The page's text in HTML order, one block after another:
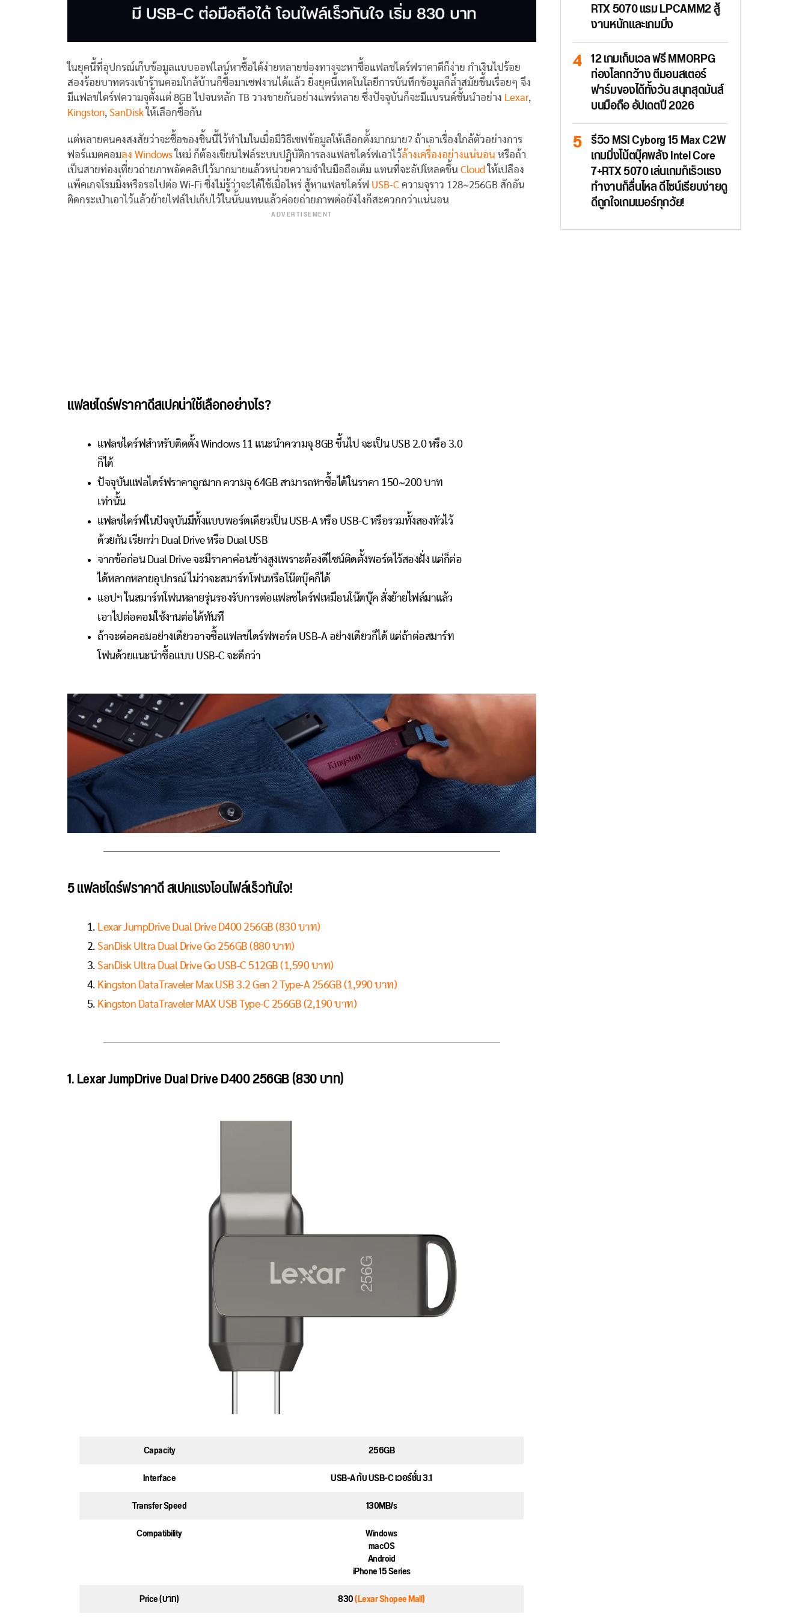
ในยุคนี้ที่อุปกรณ์เก็บข้อมูลแบบออฟไลน์หาซื้อได้ง่ายหลายช่องทางจะหาซื้อแฟลชไดร์ฟราคาดีก็ง่าย กำเงินไปร้อย
สองร้อยบาทตรงเข้าร้านคอมใกล้บ้านก็ซื้อมาเซฟงานได้แล้ว ยิ่งยุคนี้เทคโนโลยีการบันทึกข้อมูลก็ล้ำสมัยขึ้นเรื่อยๆ จึง
มีแฟลชไดร์ฟความจุตั้งแต่ 8GB ไปจนหลัก TB วางขายกันอย่างแพร่หลาย ซึ่งปัจจุบันก็จะมีแบรนด์ชั้นนำอย่าง
Lexar,
Kingston, SanDisk ให้เลือกซื้อกัน
แต่หลายคนคงสงสัยว่าจะซื้อของชิ้นนี้ไว้ทำไมในเมื่อมีวิธีเซฟข้อมูลให้เลือกตั้งมากมาย? ถ้าเอาเรื่องใกล้ตัวอย่างการ
ฟอร์แมตคอมลง Windows ใหม่ ก็ต้องเขียนไฟล์ระบบปฏิบัติการลงแฟลชไดร์ฟเอาไว้ล้างเครื่องอย่างแน่นอน หรือถ้า
เป็นสายท่องเที่ยวถ่ายภาพอัดคลิปไว้มากมายแล้วหน่วยความจำในมือถือเต็ม แทนที่จะอัปโหลดขึ้น Cloud ให้เปลือง
แพ็คเกจโรมมิ่งหรือรอไปต่อ Wi-Fi ซึ่งไม่รู้ว่าจะได้ใช้เมื่อไหร่ สู้หาแฟลชไดร์ฟ USB-C ความจุราว 128~256GB สักอัน
ติดกระเป๋าเอาไว้แล้วย้ายไฟล์ไปเก็บไว้ในนั้นแทนแล้วค่อยถ่ายภาพต่อยังไงก็สะดวกกว่าแน่นอน
ADVERTISEMENT
แฟลชไดร์ฟราคาดีสเปคน่าใช้เลือกอย่างไร?
แฟลชไดร์ฟสำหรับติดตั้ง Windows 11 แนะนำความจุ 8GB ขึ้นไป จะเป็น USB 2.0 หรือ 3.0
ก็ได้
ปัจจุบันแฟลไดร์ฟราคาถูกมาก ความจุ 64GB สามารถหาซื้อได้ในราคา 150~200 บาท
เท่านั้น
แฟลชไดร์ฟในปัจจุบันมีทั้งแบบพอร์ตเดียวเป็น USB-A หรือ USB-C หรือรวมทั้งสองหัวไว้
ด้วยกัน เรียกว่า Dual Drive หรือ Dual USB
จากข้อก่อน Dual Drive จะมีราคาค่อนข้างสูงเพราะต้องดีไซน์ติดตั้งพอร์ตไว้สองฝั่ง แต่ก็ต่อ
ได้หลากหลายอุปกรณ์ ไม่ว่าจะสมาร์ทโฟนหรือโน๊ตบุ๊คก็ได้
แอปฯ ในสมาร์ทโฟนหลายรุ่นรองรับการต่อแฟลชไดร์ฟเหมือนโน๊ตบุ๊ค สั่งย้ายไฟล์มาแล้ว
เอาไปต่อคอมใช้งานต่อได้ทันที
ถ้าจะต่อคอมอย่างเดียวอาจซื้อแฟลชไดร์ฟพอร์ต USB-A อย่างเดียวก็ได้ แต่ถ้าต่อสมาร์ท
โฟนด้วยแนะนำซื้อแบบ USB-C จะดีกว่า
5 แฟลชไดร์ฟราคาดี สเปคแรงโอนไฟล์เร็วทันใจ!
Lexar JumpDrive Dual Drive D400 256GB (830 บาท)
SanDisk Ultra Dual Drive Go 256GB (880 บาท)
SanDisk Ultra Dual Drive Go USB-C 512GB (1,590 บาท)
Kingston DataTraveler Max USB 3.2 Gen 2 Type-A 256GB (1,990 บาท)
Kingston DataTraveler MAX USB Type-C 256GB (2,190 บาท)
1. Lexar JumpDrive Dual Drive D400 256GB (830 บาท)
Capacity
256GB
Interface
USB-A กับ USB-C เวอร์ชั่น 3.1
Transfer Speed
130MB/s
Compatibility
Windows
macOS
Android
iPhone 15 Series
Price (บาท)
830(Lexar Shopee Mall)
RTX 5070 แรม LPCAMM2 สู้
งานหนักและเกมมิ่ง
12 เกมเก็บเวล ฟรี MMORPG
ท่องโลกกว้าง ตีมอนสเตอร์
ฟาร์มของได้ทั้งวัน สนุกสุดมันส์
บนมือถือ อัปเดตปี 2026
รีวิว MSI Cyborg 15 Max C2W
เกมมิ่งโน้ตบุ๊คพลัง Intel Core
7+RTX 5070 เล่นเกมก็เร็วแรง
ทำงานก็ลื่นไหล ดีไซน์เรียบง่ายดู
ดีถูกใจเกมเมอร์ทุกวัย!